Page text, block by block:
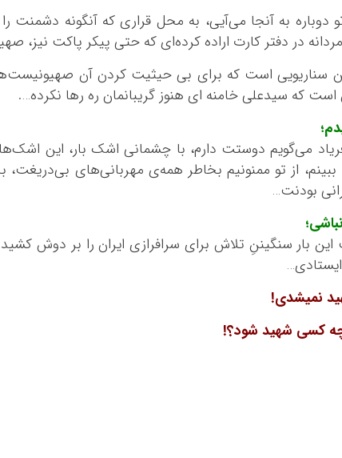
دوباره به آنجا می‌آیی، به محل قراری که آنگونه دشمنت
در دفتر کارت اراده کرده‌ای که حتی پیکر پاکت نیز،
سناریویی است که برای بی حیثیت کردن آن
است که سیدعلی خامنه ای هنوز گریبانمان ره رها نکرده….
فریاد می‌گویم دوستت دارم، با چشمانی اشک بار، این
ببینم، از تو ممنونیم بخاطر همه‌ی مهربانی‌های
بودنت…
بار سنگیننِ تلاش برای سرافرازی ایران را بر دوش
نمیشدی!
چه کسی شهید شود؟!